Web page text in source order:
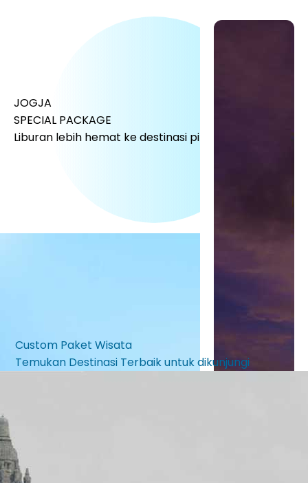
JOGJA
SPECIAL PACKAGE
Liburan lebih hemat ke destinasi pilihanmu!
Custom Paket Wisata
Temukan Destinasi Terbaik untuk dikunjungi